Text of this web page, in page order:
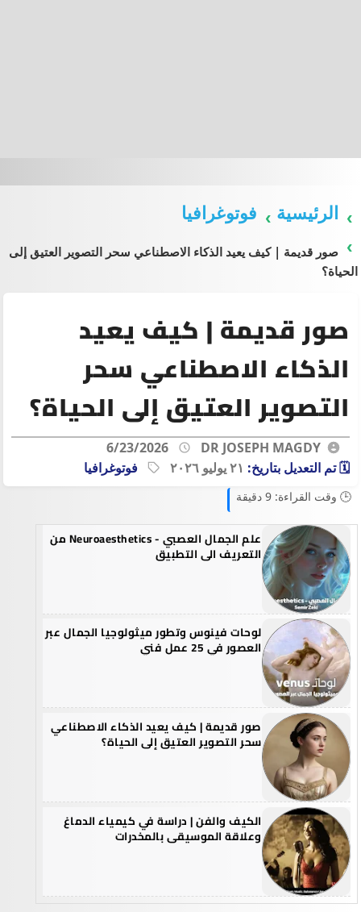
الرئيسية فوتوغرافيا
صور قديمة | كيف يعيد الذكاء الاصطناعي سحر التصوير العتيق إلى
الحياة؟
صور قديمة | كيف يعيد
الذكاء الاصطناعي سحر
التصوير العتيق إلى الحياة؟
DR JOSEPH MAGDY
6/23/2026
🗓️ تم التعديل بتاريخ: ٢١ يوليو ٢٠٢٦ فوتوغرافيا
🕒 وقت القراءة: 9 دقيقة
علم الجمال العصبي - Neuroaesthetics من
التعريف الى التطبيق
لوحات فينوس وتطور ميثولوجيا الجمال عبر
العصور في 25 عمل فني
صور قديمة | كيف يعيد الذكاء الاصطناعي
سحر التصوير العتيق إلى الحياة؟
الكيف والفن | دراسة في كيمياء الدماغ
وعلاقة الموسيقى بالمخدرات